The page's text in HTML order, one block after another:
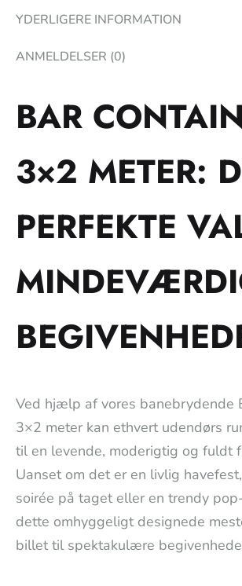
YDERLIGERE INFORMATION
ANMELDELSER (0)
BAR
3×2 METER:
PERFEKTE
Ved hjælp af vores banebrydende
3×2 meter kan ethvert udendørs
til en levende, moderigtig og fuldt
Uanset om det er en livlig
soirée på taget eller en trendy
dette omhyggeligt designede
billet til spektakulære